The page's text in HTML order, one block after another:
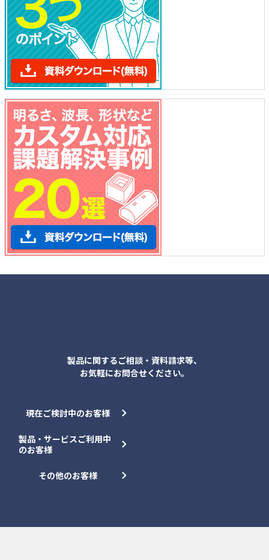
製品に関するご相談・資料請求等、
お気軽にお問合せください。
現在ご検討中のお客様
製品・サービスご利用中
のお客様
その他のお客様